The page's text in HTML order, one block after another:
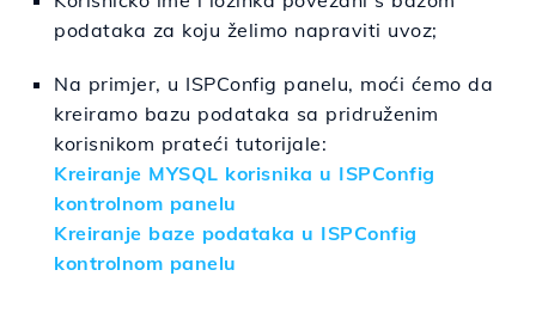
podataka za koju želimo napraviti uvoz;
Na primjer, u ISPConfig panelu, moći ćemo da
kreiramo bazu podataka sa pridruženim
korisnikom prateći tutorijale:
Kreiranje MYSQL korisnika u ISPConfig
kontrolnom panelu
Kreiranje baze podataka u ISPConfig
kontrolnom panelu